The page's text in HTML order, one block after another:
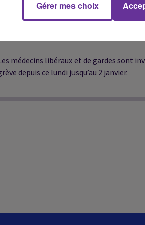
médecins libéraux et de gardes sont
depuis ce lundi jusqu’au 2 janvier.
Gérer mes choix